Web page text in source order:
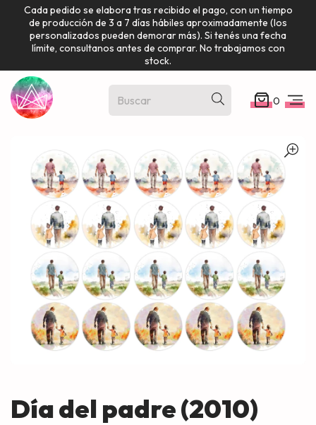
Cada pedido se elabora tras recibido el pago, con un tiempo
de producción de 3 a 7 días hábiles aproximadamente (los
personalizados pueden demorar más). Si tenés una fecha
límite, consultanos antes de comprar. No trabajamos con
stock.
0
Día del padre (2010)